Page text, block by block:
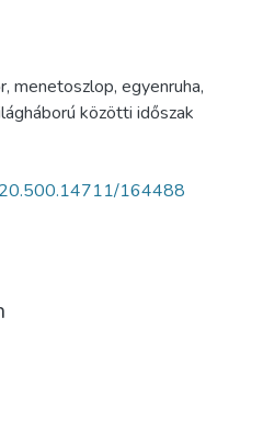
, menetoszlop, egyenruha,
közötti időszak
20.500.14711/164488